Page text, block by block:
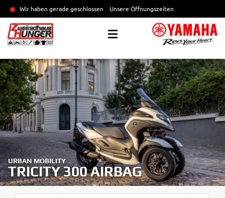
Wir haben gerade geschlossen Unsere Öffnungszeiten
URBAN MOBILITY
TRICITY 300 AIRBAG